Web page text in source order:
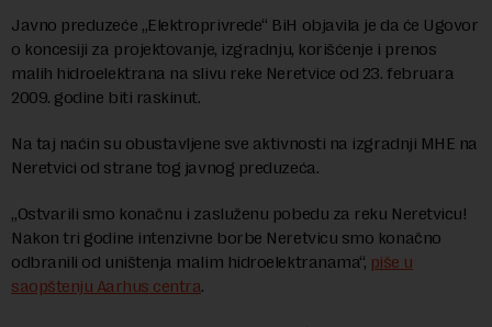
Javno preduzeće „Elektroprivrede“ BiH objavila je da će Ugovor
o koncesiji za projektovanje, izgradnju, korišćenje i prenos
malih hidroelektrana na slivu reke Neretvice od 23. februara
2009. godine biti raskinut.
Na taj naćin su obustavljene sve aktivnosti na izgradnji MHE na
Neretvici od strane tog javnog preduzeća.
„Ostvarili smo konačnu i zasluženu pobedu za reku Neretvicu!
Nakon tri godine intenzivne borbe Neretvicu smo konačno
odbranili od uništenja malim hidroelektranama“, piše u
saopštenju Aarhus centra.